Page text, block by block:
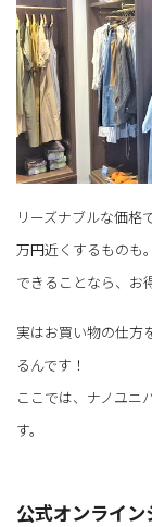
リーズナブルな価格
万円近くするものも。
できることなら、お
実はお買い物の仕方
るんです！
ここでは、ナノユニ
す。
公式オンライ